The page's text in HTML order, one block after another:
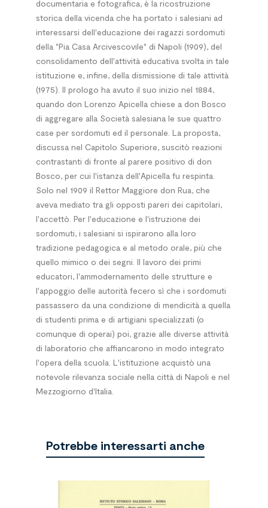
documentaria e fotografica, è la ricostruzione
storica della vicenda che ha portato i salesiani ad
interessarsi dell'educazione dei ragazzi sordomuti
della "Pia Casa Arcivescovile" di Napoli (1909), del
consolidamento dell'attività educativa svolta in tale
istituzione e, infine, della dismissione di tale attività
(1975). Il prologo ha avuto il suo inizio nel 1884,
quando don Lorenzo Apicella chiese a don Bosco
di aggregare alla Società salesiana le sue quattro
case per sordomuti ed il personale. La proposta,
discussa nel Capitolo Superiore, suscitò reazioni
contrastanti di fronte al parere positivo di don
Bosco, per cui l'istanza dell'Apicella fu respinta.
Solo nel 1909 il Rettor Maggiore don Rua, che
aveva mediato tra gli opposti pareri dei capitolari,
l'accettò. Per l'educazione e l'istruzione dei
sordomuti, i salesiani si ispirarono alla loro
tradizione pedagogica e al metodo orale, più che
quello mimico o dei segni. Il lavoro dei primi
educatori, l'ammodernamento delle strutture e
l'appoggio delle autorità fecero sì che i sordomuti
passassero da una condizione di mendicità a quella
di studenti prima e di artigiani specializzati (o
comunque di operai) poi, grazie alle diverse attività
di laboratorio che affiancarono in modo integrato
l'opera della scuola. L'istituzione acquistò una
notevole rilevanza sociale nella città di Napoli e nel
Mezzogiorno d'Italia.
Potrebbe interessarti anche